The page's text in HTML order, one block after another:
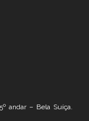
andar – Bela Suíça.